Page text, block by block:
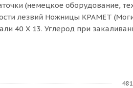
(немецкое оборудование,
лезвий Ножницы КРАМЕТ
40 Х 13. Углерод при